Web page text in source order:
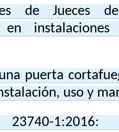
de Jueces
en
puerta
uso y